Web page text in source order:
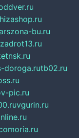
bu.ru
doroga.rutb02.ru
pic.ru
vgurin.ru